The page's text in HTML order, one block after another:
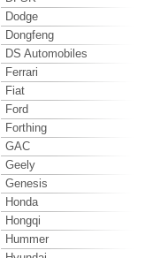
Dodge
Dongfeng
DS Automobiles
Ferrari
Fiat
Ford
Forthing
GAC
Geely
Genesis
Honda
Hongqi
Hummer